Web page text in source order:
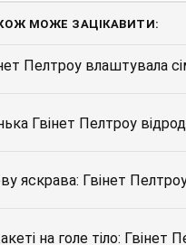
МОЖЕ ЗАЦІКАВИТИ:
Пелтроу влаштувала
Гвінет Пелтроу
яскрава: Гвінет
на голе тіло: Гвінет